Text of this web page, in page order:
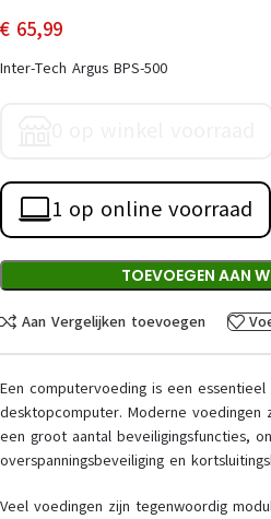
€ 65,99
Inter-Tech Argus BPS-500
1 op online voorraad
TOEVOEGEN AAN
Aan Vergelijken toevoegen
Een computervoeding is een
desktopcomputer. Moderne voedingen
een groot aantal beveiligingsfuncties,
overspanningsbeveiliging en
Veel voedingen zijn tegenwoordig